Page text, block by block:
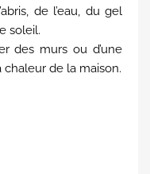
de l’eau, du gel
soleil.
des murs ou d’une
chaleur de la maison.